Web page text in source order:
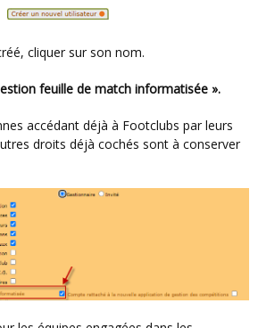
cliquer sur son nom.
feuille de match informatisée ».
accédant déjà à Footclubs par leurs
droits déjà cochés sont à conserver